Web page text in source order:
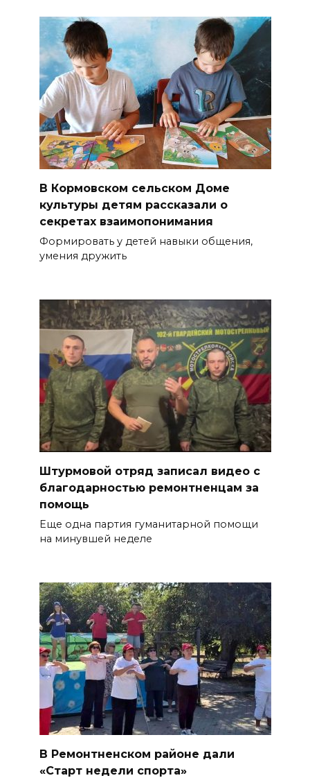
В Кормовском сельском Доме
культуры детям рассказали о
секретах взаимопонимания
Формировать у детей навыки общения,
умения дружить
Штурмовой отряд записал видео с
благодарностью ремонтненцам за
помощь
Еще одна партия гуманитарной помощи
на минувшей неделе
В Ремонтненском районе дали
«Старт недели спорта»